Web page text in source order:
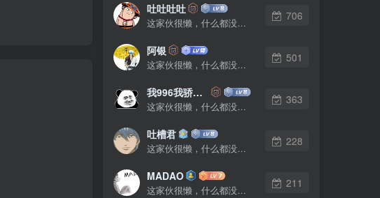
吐吐吐吐
这家伙很懒，什么都没有写...
706
阿银
这家伙很懒，什么都没有写...
501
我996我骄傲了么
这家伙很懒，什么都没有写...
363
吐槽君
这家伙很懒，什么都没有写...
228
MADAO
这家伙很懒，什么都没有写...
211